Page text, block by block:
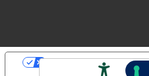
Le tue preferenze